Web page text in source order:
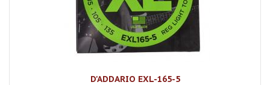
D'ADDARIO EXL-165-5